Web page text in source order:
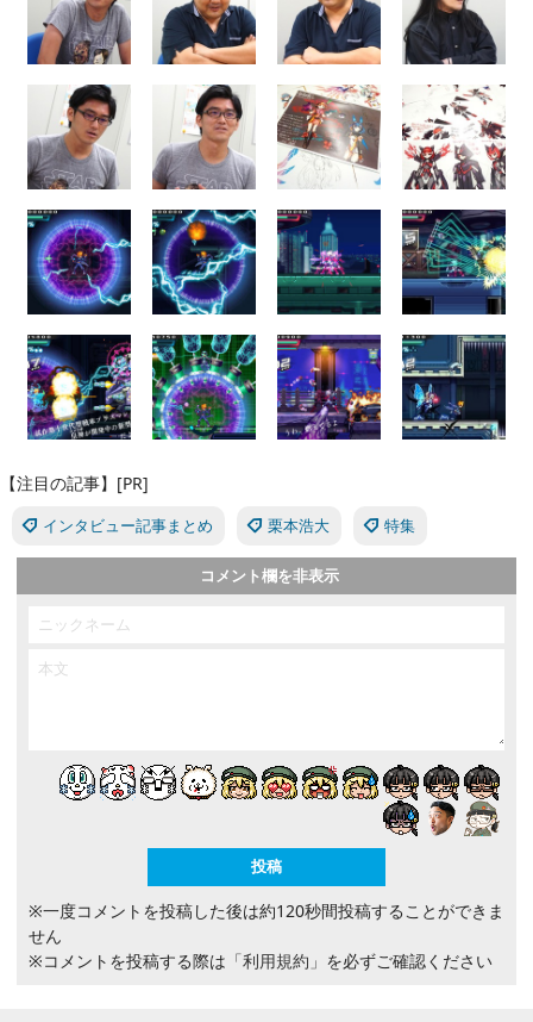
【注目の記事】[PR]
インタビュー記事まとめ 栗本浩大 特集
コメント欄を非表示
※一度コメントを投稿した後は約120秒間投稿することができま
せん
※コメントを投稿する際は 「利用規約」 を必ずご確認ください